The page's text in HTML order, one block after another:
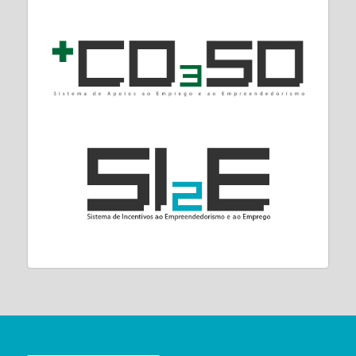
Foram ainda lançadas uma série de medidas
excecionais de resposta à Covid-19 no âmbito
do PORTUGAL 2020, como sejam a
redução dos prazos de pagamento, entre
Esta informação integra a oitava edição da
publicação “PORTUGAL 2020 na Região